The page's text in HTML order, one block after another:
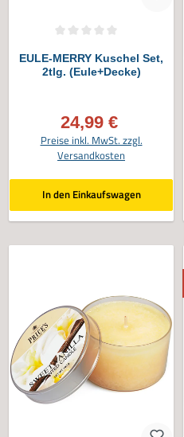
EULE-MERRY Kuschel Set,
2tlg. (Eule+Decke)
Verkaufspreis:
24,99 €
Preise inkl. MwSt. zzgl.
Versandkosten
In den Einkaufswagen